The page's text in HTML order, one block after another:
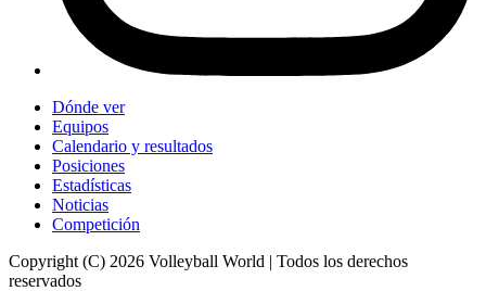
Dónde ver
Equipos
Calendario y resultados
Posiciones
Estadísticas
Noticias
Competición
Copyright (C) 2026 Volleyball World | Todos los derechos
reservados